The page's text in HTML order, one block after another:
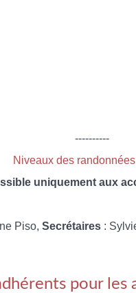
----------
Niveaux des
uniquement aux
Piso, Secrétaires :
pour les